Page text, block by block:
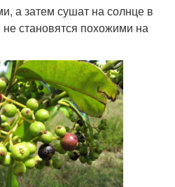
а затем сушат на солнце в
становятся похожими на